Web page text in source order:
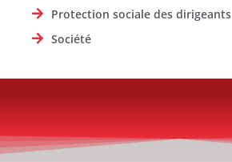
Protection sociale des dirigeants
Société